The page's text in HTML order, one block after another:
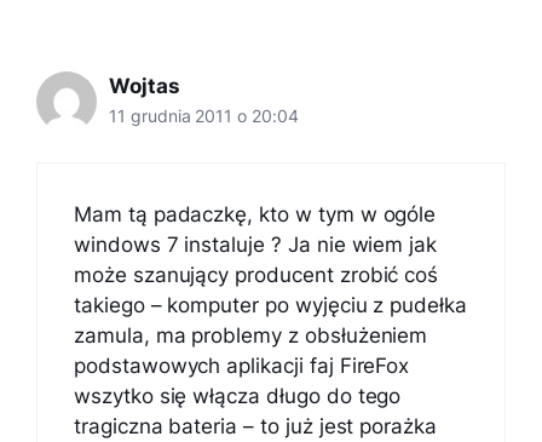
Wojtas
11 grudnia 2011 o 20:04
Mam tą padaczkę, kto w tym w ogóle
windows 7 instaluje ? Ja nie wiem jak
może szanujący producent zrobić coś
takiego – komputer po wyjęciu z pudełka
zamula, ma problemy z obsłużeniem
podstawowych aplikacji faj FireFox
wszytko się włącza długo do tego
tragiczna bateria – to już jest porażka